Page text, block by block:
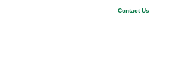
Contact Us